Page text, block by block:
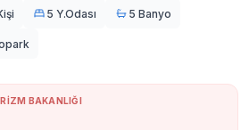
5 Y.Odası 5 Banyo
BAKANLIĞI